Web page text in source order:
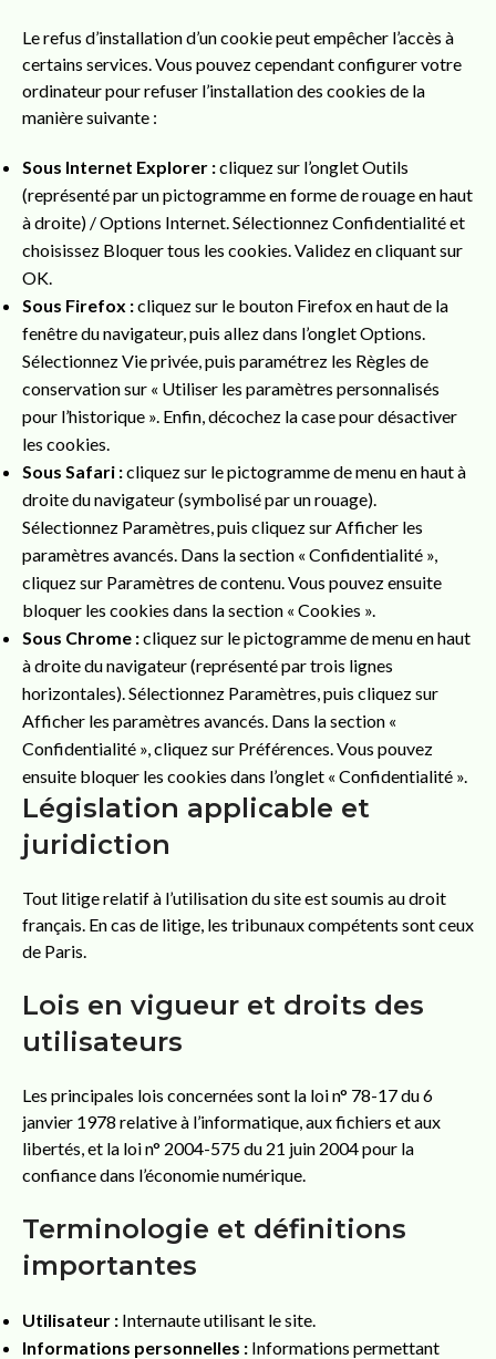
Le refus d’installation d’un cookie peut empêcher l’accès à
certains services. Vous pouvez cependant configurer votre
ordinateur pour refuser l’installation des cookies de la
manière suivante :
Sous Internet Explorer :cliquez sur l’onglet Outils
(représenté par un pictogramme en forme de rouage en haut
à droite) / Options Internet. Sélectionnez Confidentialité et
choisissez Bloquer tous les cookies. Validez en cliquant sur
OK.
Sous Firefox :cliquez sur le bouton Firefox en haut de la
fenêtre du navigateur, puis allez dans l’onglet Options.
Sélectionnez Vie privée, puis paramétrez les Règles de
conservation sur « Utiliser les paramètres personnalisés
pour l’historique ». Enfin, décochez la case pour désactiver
les cookies.
Sous Safari :cliquez sur le pictogramme de menu en haut à
droite du navigateur (symbolisé par un rouage).
Sélectionnez Paramètres, puis cliquez sur Afficher les
paramètres avancés. Dans la section « Confidentialité »,
cliquez sur Paramètres de contenu. Vous pouvez ensuite
bloquer les cookies dans la section « Cookies ».
Sous Chrome :cliquez sur le pictogramme de menu en haut
à droite du navigateur (représenté par trois lignes
horizontales). Sélectionnez Paramètres, puis cliquez sur
Afficher les paramètres avancés. Dans la section «
Confidentialité », cliquez sur Préférences. Vous pouvez
ensuite bloquer les cookies dans l’onglet « Confidentialité ».
Législation applicable et
juridiction
Tout litige relatif à l’utilisation du site est soumis au droit
français. En cas de litige, les tribunaux compétents sont ceux
de Paris.
Lois en vigueur et droits des
utilisateurs
Les principales lois concernées sont la loi n° 78-17 du 6
janvier 1978 relative à l’informatique, aux fichiers et aux
libertés, et la loi n° 2004-575 du 21 juin 2004 pour la
confiance dans l’économie numérique.
Terminologie et définitions
importantes
Utilisateur : Internaute utilisant le site.
Informations personnelles : Informations permettant